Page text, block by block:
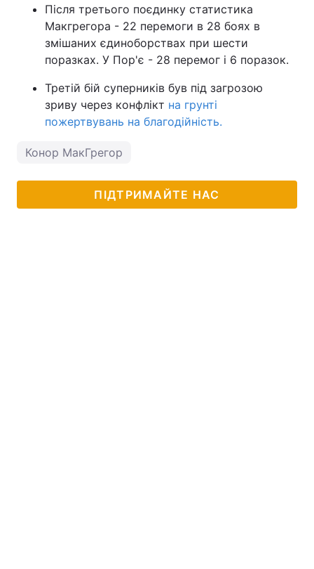
Після третього поєдинку статистика
Макгрегора - 22 перемоги в 28 боях в
змішаних єдиноборствах при шести
поразках. У Пор'є - 28 перемог і 6 поразок.
Третій бій суперників був під загрозою
зриву через конфлікт на грунті
пожертвувань на благодійність.
Конор МакГрегор
ПІДТРИМАЙТЕ НАС